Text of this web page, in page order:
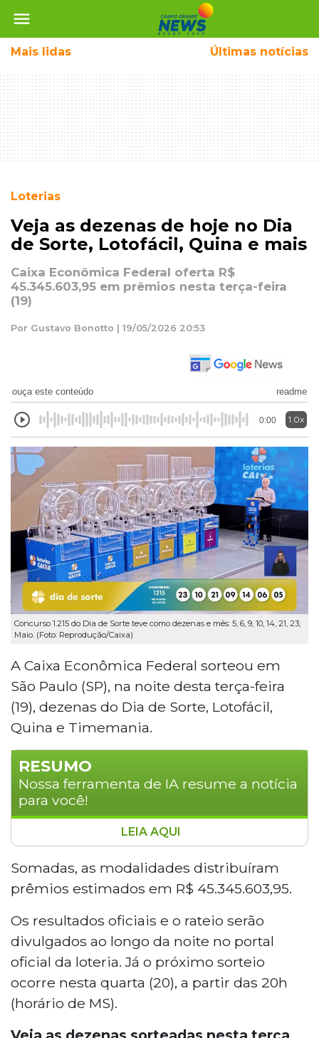
menu
Mais lidas Últimas notícias
Loterias
Veja as dezenas de hoje no Dia
de Sorte, Lotofácil, Quina e mais
Caixa Econômica Federal oferta R$
45.345.603,95 em prêmios nesta terça-feira
(19)
Por Gustavo Bonotto | 19/05/2026 20:53
ouça este conteúdo readme
0:00 1.0x
Concurso 1.215 do Dia de Sorte teve como dezenas e mês: 5, 6, 9, 10, 14, 21, 23;
Maio. (Foto: Reprodução/Caixa)
A Caixa Econômica Federal sorteou em
São Paulo (SP), na noite desta terça-feira
(19), dezenas do Dia de Sorte, Lotofácil,
Quina e Timemania.
RESUMO
Nossa ferramenta de IA resume a notícia
para você!
A Caixa Econômica Federal realizou na noite
desta terça-feira (19), em São Paulo, os sorteios
do Dia de Sorte, Lotofácil, Quina e Timemania,
distribuindo prêmios que somam R$ 45,3
milhões. A Timemania acumulou o maior
prêmio, de R$ 27,2 milhões, com as dezenas 14,
27, 34, 46, 50, 60 e 73. O próximo sorteio ocorre
nesta quarta-feira (20), a partir das 20h.
LEIA AQUI
Somadas, as modalidades distribuíram
prêmios estimados em R$ 45.345.603,95.
Os resultados oficiais e o rateio serão
divulgados ao longo da noite no portal
oficial da loteria. Já o próximo sorteio
ocorre nesta quarta (20), a partir das 20h
(horário de MS).